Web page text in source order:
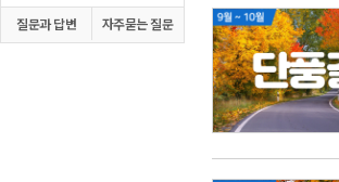
질문과 답변 자주묻는 질문